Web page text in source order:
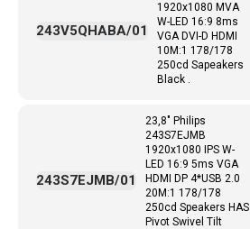
1920x1080 MVA
W-LED 16:9 8ms
VGA DVI-D HDMI
10M:1 178/178
250cd Sapeakers
Black .
243V5QHABA/01
23,8" Philips
243S7EJMB
1920x1080 IPS W-
LED 16:9 5ms VGA
HDMI DP 4*USB 2.0
20M:1 178/178
250cd Speakers HAS
Pivot Swivel Tilt
243S7EJMB/01